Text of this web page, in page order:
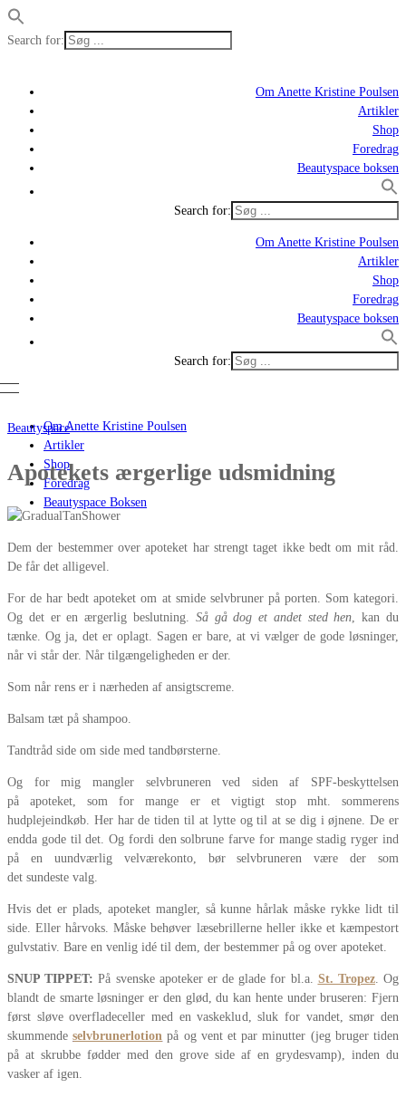
Search for:
Om Anette Kristine Poulsen
Artikler
Shop
Foredrag
Beautyspace boksen
Search for:
Om Anette Kristine Poulsen
Artikler
Shop
Foredrag
Beautyspace boksen
Search for:
Om Anette Kristine Poulsen
Artikler
Shop
Foredrag
Beautyspace Boksen
Beautyspace
Apotekets ærgerlige udsmidning
Dem der bestemmer over apoteket har strengt taget ikke bedt om mit råd.
De får det alligevel.
For de har bedt apoteket om at smide selvbruner på porten. Som kategori.
Og det er en ærgerlig beslutning. Så gå dog et andet sted hen, kan du
tænke. Og ja, det er oplagt. Sagen er bare, at vi vælger de gode løsninger,
når vi står der. Når tilgængeligheden er der.
Som når rens er i nærheden af ansigtscreme.
Balsam tæt på shampoo.
Tandtråd side om side med tandbørsterne.
Og for mig mangler selvbruneren ved siden af SPF-beskyttelsen
på apoteket, som for mange er et vigtigt stop mht. sommerens
hudplejeindkøb. Her har de tiden til at lytte og til at se dig i øjnene. De er
endda gode til det. Og fordi den solbrune farve for mange stadig ryger ind
på en uundværlig velværekonto, bør selvbruneren være der som
det sundeste valg.
Hvis det er plads, apoteket mangler, så kunne hårlak måske rykke lidt til
side. Eller hårvoks. Måske behøver læsebrillerne heller ikke et kæmpestort
gulvstativ. Bare en venlig idé til dem, der bestemmer på og over apoteket.
SNUP TIPPET: På svenske apoteker er de glade for bl.a. St. Tropez. Og
blandt de smarte løsninger er den glød, du kan hente under bruseren: Fjern
først sløve overfladeceller med en vaskeklud, sluk for vandet, smør den
skummendeselvbrunerlotion på og vent et par minutter (jeg bruger tiden
på at skrubbe fødder med den grove side af en grydesvamp), inden du
vasker af igen.